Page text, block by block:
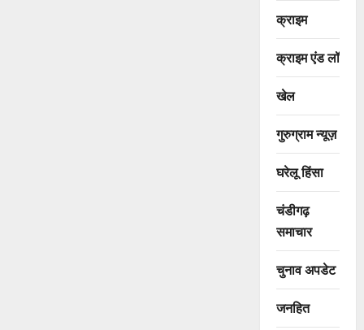
क्राइम
क्राइम एंड लॉ
खेल
गुरुग्राम न्यूज़
घरेलू हिंसा
चंडीगढ़
समाचार
चुनाव अपडेट
जनहित